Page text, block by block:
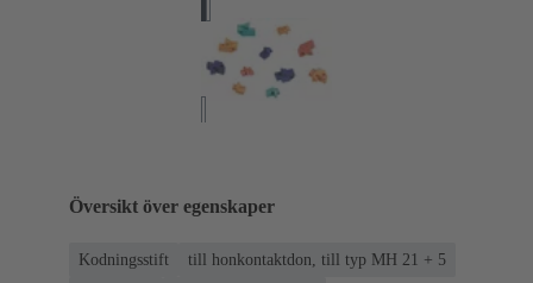
Översikt över egenskaper
Kodningsstift
till honkontaktdon, till typ MH 21 + 5